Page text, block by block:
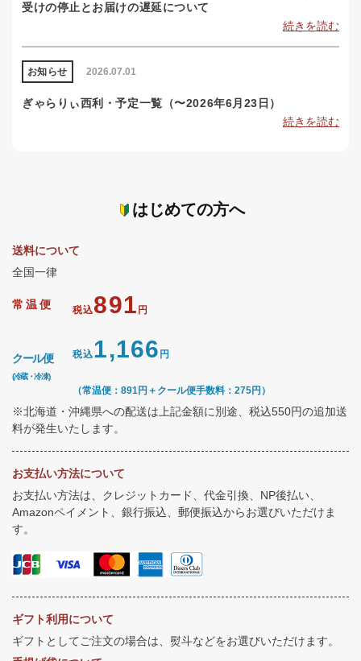
受けの停止とお届けの遅延について
続きを読む
2026.07.01
お知らせ
ぎゃらりぃ西利・予定一覧（〜2026年6月23日）
続きを読む
はじめての方へ
送料について
全国一律
常温便 税込891 円
クール便
(冷蔵・冷凍)
税込1,166 円
（常温便：891円＋クール便手数料：275円）
※北海道・沖縄県への配送は上記金額に別途、税込550円の追加送
料が発生いたします。
お支払い方法について
お支払い方法は、クレジットカード、代金引換、NP後払い、
Amazonペイメント、銀行振込、郵便振込からお選びいただけま
す。
ギフト利用について
ギフトとしてご注文の場合は、熨斗などをお選びいただけます。